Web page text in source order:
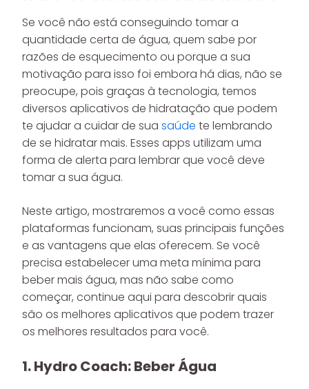
Se você não está conseguindo tomar a
quantidade certa de água, quem sabe por
razões de esquecimento ou porque a sua
motivação para isso foi embora há dias, não se
preocupe, pois graças à tecnologia, temos
diversos aplicativos de hidratação que podem
te ajudar a cuidar de sua saúde te lembrando
de se hidratar mais. Esses apps utilizam uma
forma de alerta para lembrar que você deve
tomar a sua água.
Neste artigo, mostraremos a você como essas
plataformas funcionam, suas principais funções
e as vantagens que elas oferecem. Se você
precisa estabelecer uma meta mínima para
beber mais água, mas não sabe como
começar, continue aqui para descobrir quais
são os melhores aplicativos que podem trazer
os melhores resultados para você.
1. Hydro Coach: Beber Água